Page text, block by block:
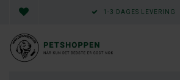
1-3 DAGES LEVERING